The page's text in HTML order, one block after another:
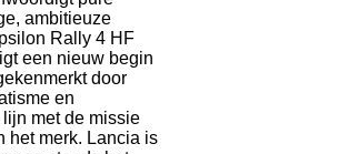
ambitieuze
Rally 4 HF
een nieuw begin
door
en
met de missie
het merk. Lancia is